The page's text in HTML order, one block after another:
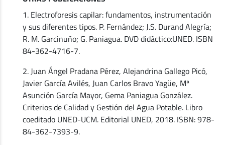
1. Electroforesis capilar: fundamentos, instrumentación
y sus diferentes tipos. P. Fernández; J.S. Durand Alegría;
R. M. Garcinuño; G. Paniagua. DVD didáctico:UNED. ISBN
84-362-4716-7.
2. Juan Ángel Pradana Pérez, Alejandrina Gallego Picó,
Javier García Avilés, Juan Carlos Bravo Yagüe, Mª
Asunción García Mayor, Gema Paniagua González.
Criterios de Calidad y Gestión del Agua Potable. Libro
coeditado UNED-UCM. Editorial UNED, 2018. ISBN: 978-
84-362-7393-9.